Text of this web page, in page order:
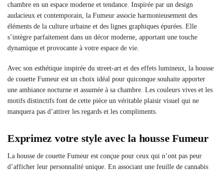
chambre en un espace moderne et tendance. Inspirée par un design
audacieux et contemporain, la Fumeur associe harmonieusement des
éléments de la culture urbaine et des lignes graphiques épurées. Elle
s’intègre parfaitement dans un décor moderne, apportant une touche
dynamique et provocante à votre espace de vie.
Avec son esthétique inspirée du street-art et des effets lumineux, la housse
de couette Fumeur est un choix idéal pour quiconque souhaite apporter
une ambiance nocturne et assumée à sa chambre. Les couleurs vives et les
motifs distinctifs font de cette pièce un véritable plaisir visuel qui ne
manquera pas d’attirer les regards et les compliments.
Exprimez votre style avec la housse Fumeur
La housse de couette Fumeur est conçue pour ceux qui n’ont pas peur
d’afficher leur personnalité unique. En associant une feuille de cannabis